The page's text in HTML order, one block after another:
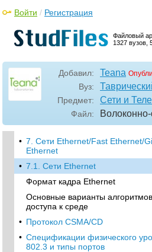
Файловый
1327 вузов,
Войти / Регистрация
Добавил: Teana
Вуз:
Предмет: Сети и
Файл:
• 6.8. Обзор уровня SMT
Управление соединениями СМТ
Управление кольцом RMT
Управление, основанное на
кадров FВМ
Когда рекомендуется
Поставляемое оборудование
• Литература к главе 6
• 7. Сети Ethernet/Fast Ethernet/
Ethernet
• 7.1. Сети Ethernet
Формат кадра Ethernet
Основные варианты
доступа к среде
• Протокол CSMA/CD
• Спецификации физического
802.3 и типы портов